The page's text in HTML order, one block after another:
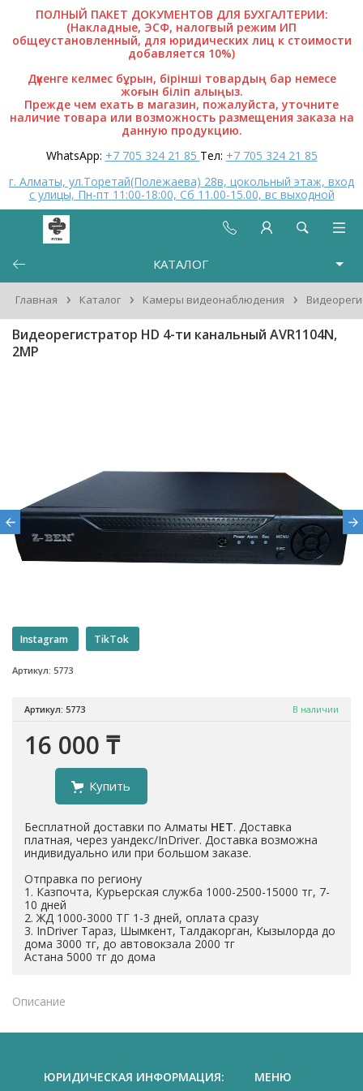
ПОЛНЫЙ ПАКЕТ ДОКУМЕНТОВ ДЛЯ БУХГАЛТЕРИИ:
(Накладные, ЭСФ, налогвый режим ИП
общеустановленный, для юридических лиц к стоимости
добавляется 10%)
Дүкенге келмес бұрын, бірінші товардың бар немесе
жоғын біліп алыңыз.
Прежде чем ехать в магазин, пожалуйста, уточните
наличие товара или возможность размещения заказа на
данную продукцию.
WhatsApp: +7 705 324 21 85 Тел: +7 705 324 21 85
г. Алматы, ул.Торетай(Полежаева) 28в, цокольный этаж, вход
с улицы, Пн-пт 11:00-18:00, Сб 11.00-15.00, вс выходной
КАТАЛОГ
Главная › Каталог › Камеры видеонаблюдения ›
Видеорегистратор HD 4-ти канальный AVR1104N,
2MP
Артикул: 5773
Instagram TikTok
Артикул: 5773 В наличии
16 000 ₸
Купить
Бесплатной доставки по Алматы НЕТ. Доставка
платная, через уандекс/InDriver. Доставка возможна
индивидуально или при большом заказе.
Отправка по региону
1. Казпочта, Курьерская служба 1000-2500-15000 тг, 7-
10 дней
2. ЖД 1000-3000 ТГ 1-3 дней, оплата сразу
3. InDriver Тараз, Шымкент, Талдакорган, Кызылорда до
дома 3000 тг, до автовокзала 2000 тг
Астана 5000 тг до дома
Описание
ЮРИДИЧЕСКАЯ ИНФОРМАЦИЯ: МЕНЮ